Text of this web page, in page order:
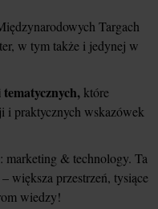
Targach
w tym także i jedynej w
które
i praktycznych wskazówek
: marketing & technology. Ta
większa przestrzeń, tysiące
wiedzy!